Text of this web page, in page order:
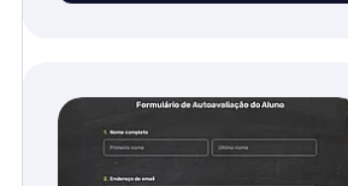
jogadores de tênis sem perder
tempo.